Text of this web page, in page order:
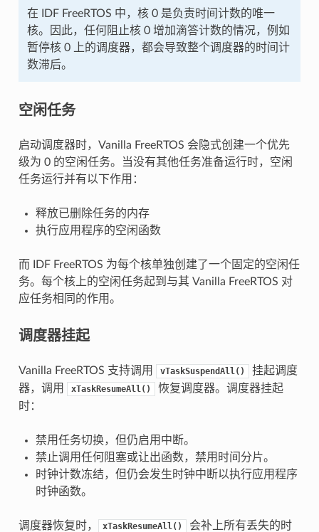
在 IDF FreeRTOS 中，核 0 是负责时间计数的唯一
核。因此，任何阻止核 0 增加滴答计数的情况，例如
暂停核 0 上的调度器，都会导致整个调度器的时间计
数滞后。
空闲任务
启动调度器时，Vanilla FreeRTOS 会隐式创建一个优先
级为 0 的空闲任务。当没有其他任务准备运行时，空闲
任务运行并有以下作用：
释放已删除任务的内存
执行应用程序的空闲函数
而 IDF FreeRTOS 为每个核单独创建了一个固定的空闲任
务。每个核上的空闲任务起到与其 Vanilla FreeRTOS 对
应任务相同的作用。
调度器挂起
Vanilla FreeRTOS 支持调用 vTaskSuspendAll()
挂起调度
器，调用
xTaskResumeAll()
恢复调度器。调度器挂起
时：
禁用任务切换，但仍启用中断。
禁止调用任何阻塞或让出函数，禁用时间分片。
时钟计数冻结，但仍会发生时钟中断以执行应用程序
时钟函数。
调度器恢复时， xTaskResumeAll()
会补上所有丢失的时